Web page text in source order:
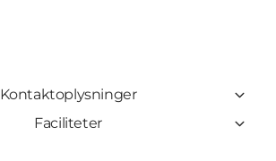
Kontaktoplysninger
Faciliteter